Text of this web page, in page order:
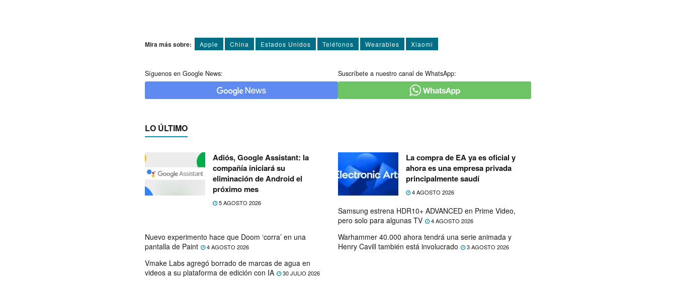
Mira más sobre: Apple China Estados Unidos Teléfonos Wearables Xiaomi
Síguenos en Google News: Suscríbete a nuestro canal de WhatsApp:
LO ÚLTIMO
Adiós, Google Assistant: la
compañía iniciará su
eliminación de Android el
próximo mes
5 AGOSTO 2026
La compra de EA ya es oficial y
ahora es una empresa privada
principalmente saudí
4 AGOSTO 2026
Samsung estrena HDR10+ ADVANCED en Prime Video,
pero solo para algunas TV
4 AGOSTO 2026
Nuevo experimento hace que Doom ‘corra’ en una
pantalla de Paint
4 AGOSTO 2026
Warhammer 40.000 ahora tendrá una serie animada y
Henry Cavill también está involucrado
3 AGOSTO 2026
Vmake Labs agregó borrado de marcas de agua en
videos a su plataforma de edición con IA
30 JULIO 2026